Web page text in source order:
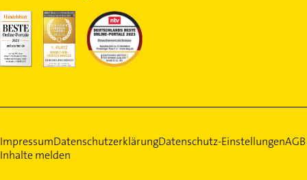
ImpressumDatenschutzerklärungDatenschutz-EinstellungenAGB
Inhalte melden